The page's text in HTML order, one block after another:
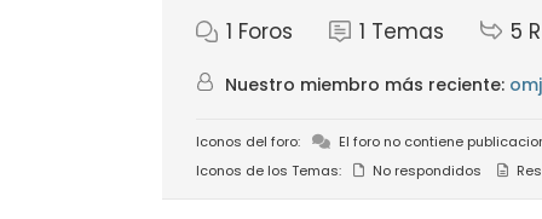
1 Foros 1 Temas 5
Nuestro miembro más reciente:
Iconos del foro:
El foro no contiene
Iconos de los Temas:
No respondidos